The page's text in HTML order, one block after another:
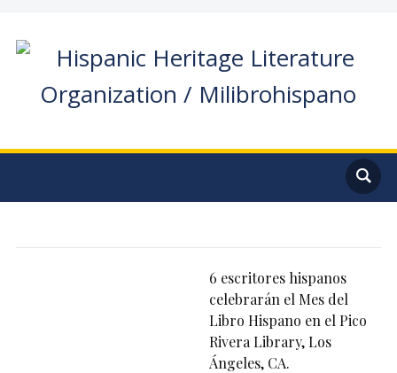
6 escritores hispanos
celebrarán el Mes del
Libro Hispano en el Pico
Rivera Library, Los
Ángeles, CA.